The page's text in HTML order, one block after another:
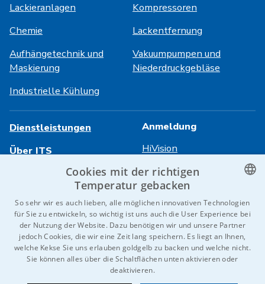
Lackieranlagen
Kompressoren
Chemie
Lackentfernung
Aufhängetechnik und
Maskierung
Vakuumpumpen und
Niederdruckgebläse
Industrielle Kühlung
Dienstleistungen
Über ITS
Referenzen
Kontaktieren Sie uns
Anmeldung
HiVision
Technische Datenblätter
© 2026 IDEAL-Trade Service, spol. s r.o.
CZECH
GERMAN
RUSSIAN
Cookies mit der richtigen
Temperatur gebacken
So sehr wir es auch lieben, alle möglichen innovativen Technologien
für Sie zu entwickeln, so wichtig ist uns auch die User Experience bei
der Nutzung der Website. Dazu benötigen wir und unsere Partner
jedoch Cookies, die wir eine Zeit lang speichern. Es liegt an Ihnen,
welche Kekse Sie uns erlauben goldgelb zu backen und welche nicht.
Sie können alles über die Schaltflächen unten aktivieren oder
deaktivieren.